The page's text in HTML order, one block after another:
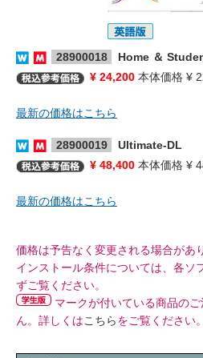
28900018
Home ＆
¥ 24,200 本体価格 ¥
最新の価格はこちら
28900019
Ultimate-DL
¥ 48,400 本体価格 ¥
最新の価格はこちら
価格は予告なく変更される場合があ
インストール条件については、各ソ
ずご覧ください。
マークが付いている商品の
ん。詳しくはこちらをご覧ください。